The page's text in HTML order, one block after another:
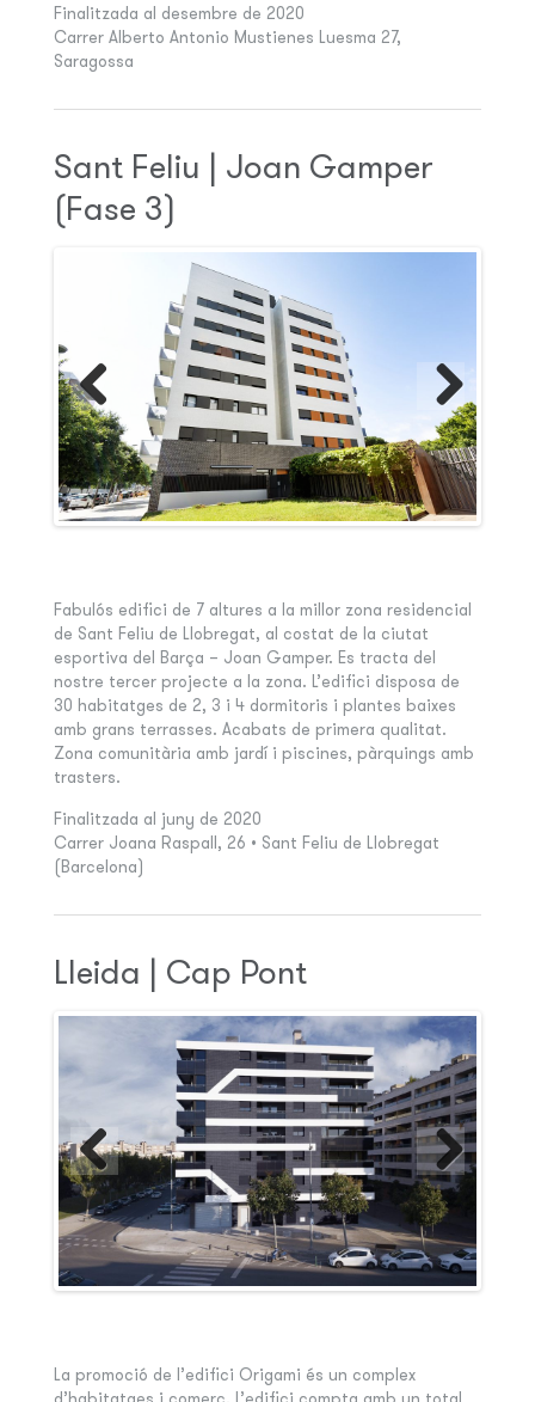
Finalitzada al desembre de 2020
Carrer Alberto Antonio Mustienes Luesma 27,
Saragossa
Sant Feliu | Joan Gamper
(Fase 3)
Fabulós edifici de 7 altures a la millor zona residencial
de Sant Feliu de Llobregat, al costat de la ciutat
esportiva del Barça – Joan Gamper. Es tracta del
nostre tercer projecte a la zona. L’edifici disposa de
30 habitatges de 2, 3 i 4 dormitoris i plantes baixes
amb grans terrasses. Acabats de primera qualitat.
Zona comunitària amb jardí i piscines, pàrquings amb
trasters.
Finalitzada al juny de 2020
Carrer Joana Raspall, 26 • Sant Feliu de Llobregat
(Barcelona)
Lleida | Cap Pont
La promoció de l’edifici Origami és un complex